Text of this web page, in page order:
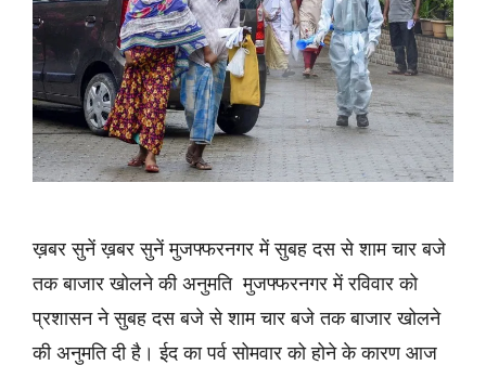
ख़बर सुनें ख़बर सुनें मुजफ्फरनगर में सुबह दस से शाम चार बजे
तक बाजार खोलने की अनुमति मुजफ्फरनगर में रविवार को
प्रशासन ने सुबह दस बजे से शाम चार बजे तक बाजार खोलने
की अनुमति दी है। ईद का पर्व सोमवार को होने के कारण आज